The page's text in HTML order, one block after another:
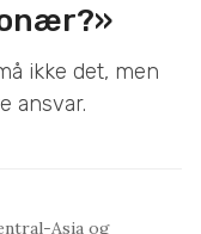
ikke det, men
ansvar.
Asia og